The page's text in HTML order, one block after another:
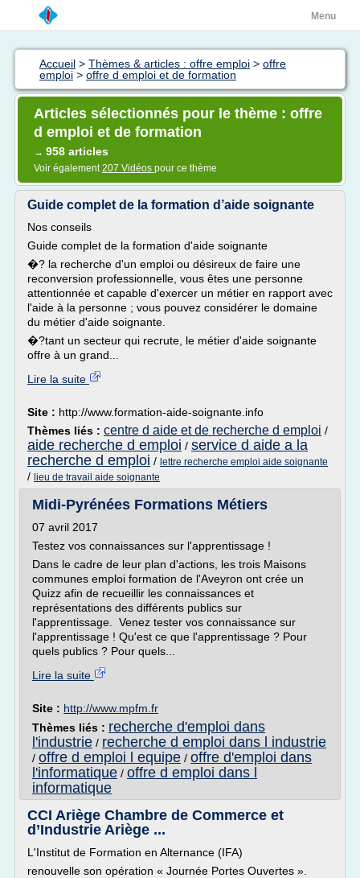
Menu
Accueil > Thèmes & articles : offre emploi > offre
emploi > offre d emploi et de formation
Articles sélectionnés pour le thème : offre
d emploi et de formation
→ 958 articles
Voir également207 Vidéos pour ce thème
Guide complet de la formation d’aide soignante
Nos conseils
Guide complet de la formation d'aide soignante
�? la recherche d'un emploi ou désireux de faire une
reconversion professionnelle, vous êtes une personne
attentionnée et capable d'exercer un métier en rapport avec
l'aide à la personne ; vous pouvez considérer le domaine
du métier d'aide soignante.
�?tant un secteur qui recrute, le métier d'aide soignante
offre à un grand...
Lire la suite
Site : http://www.formation-aide-soignante.info
Thèmes liés : centre d aide et de recherche d emploi /
aide recherche d emploi / service d aide a la
recherche d emploi / lettre recherche emploi aide soignante
/ lieu de travail aide soignante
Midi-Pyrénées Formations Métiers
07 avril 2017
Testez vos connaissances sur l'apprentissage !
Dans le cadre de leur plan d'actions, les trois Maisons
communes emploi formation de l'Aveyron ont crée un
Quizz afin de recueillir les connaissances et
représentations des différents publics sur
l'apprentissage. Venez tester vos connaissance sur
l'apprentissage ! Qu'est ce que l'apprentissage ? Pour
quels publics ? Pour quels...
Lire la suite
Site : http://www.mpfm.fr
Thèmes liés : recherche d'emploi dans
l'industrie / recherche d emploi dans l industrie
/ offre d emploi l equipe / offre d'emploi dans
l'informatique / offre d emploi dans l
informatique
CCI Ariège Chambre de Commerce et
d’Industrie Ariège ...
L'Institut de Formation en Alternance (IFA)
renouvelle son opération « Journée Portes Ouvertes ».